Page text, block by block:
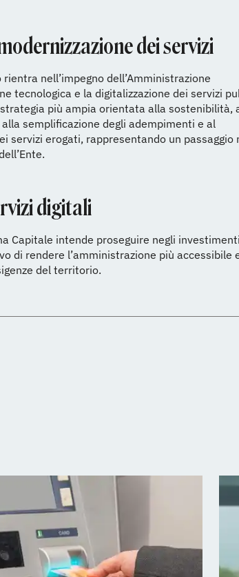
dei servizi
rientra nell’impegno dell’Amministrazione
tecnologica e la digitalizzazione dei servizi
più ampia orientata alla sostenibilità,
semplificazione degli adempimenti e al
servizi erogati, rappresentando un passaggio
digitali
Capitale intende proseguire negli
di rendere l’amministrazione più accessibile
del territorio.